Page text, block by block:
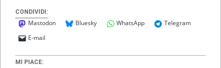
CONDIVIDI:
Mastodon Bluesky WhatsApp
Telegram
E-mail
MI PIACE: